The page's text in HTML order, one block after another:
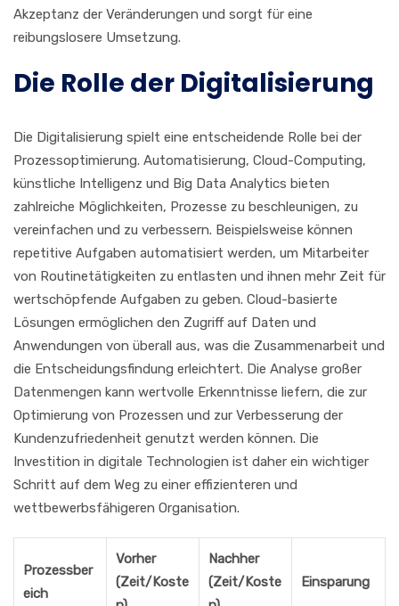
Akzeptanz der Veränderungen und sorgt für eine
reibungslosere Umsetzung.
Die Rolle der Digitalisierung
Die Digitalisierung spielt eine entscheidende Rolle bei der
Prozessoptimierung. Automatisierung, Cloud-Computing,
künstliche Intelligenz und Big Data Analytics bieten
zahlreiche Möglichkeiten, Prozesse zu beschleunigen, zu
vereinfachen und zu verbessern. Beispielsweise können
repetitive Aufgaben automatisiert werden, um Mitarbeiter
von Routinetätigkeiten zu entlasten und ihnen mehr Zeit für
wertschöpfende Aufgaben zu geben. Cloud-basierte
Lösungen ermöglichen den Zugriff auf Daten und
Anwendungen von überall aus, was die Zusammenarbeit und
die Entscheidungsfindung erleichtert. Die Analyse großer
Datenmengen kann wertvolle Erkenntnisse liefern, die zur
Optimierung von Prozessen und zur Verbesserung der
Kundenzufriedenheit genutzt werden können. Die
Investition in digitale Technologien ist daher ein wichtiger
Schritt auf dem Weg zu einer effizienteren und
wettbewerbsfähigeren Organisation.
Prozessber
eich
Vorher
(Zeit/Koste
Nachher
(Zeit/Koste
Einsparung